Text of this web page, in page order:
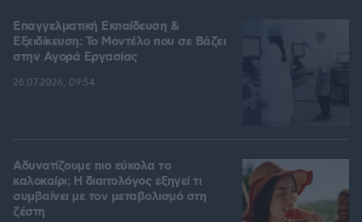
Επαγγελματική Εκπαίδευση &
Εξειδίκευση: Το Mοντέλο που σε Bάζει
στην Aγορά Eργασίας
26.07.2026, 09:54
Αδυνατίζουμε πιο εύκολα το
καλοκαίρι; Η διαιτολόγος εξηγεί τι
συμβαίνει με τον μεταβολισμό στη
ζέστη